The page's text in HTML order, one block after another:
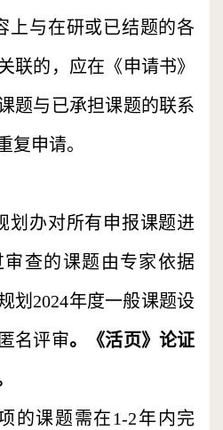
上与在研或已结题的各
联的，应在《申请书》
题与已承担课题的联系
复申请。
划办对所有申报课题进
查的课题由专家依据
划2024年度一般课题设
名评审。《活页》论证
的课题需在1-2年内完